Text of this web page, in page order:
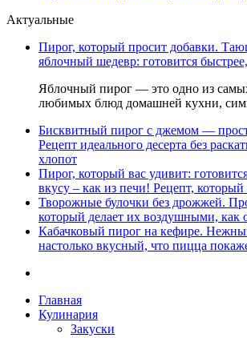
Актуальные
Пирог, который просит добавки.
яблочный шедевр: готовится
Яблочный пирог — это одно из
любимых блюд домашней кухни,
Бисквитный пирог с джемом —
Рецепт идеального десерта без
хлопот
Пирог, который вас удивит:
вкусу – как из печи! Рецепт,
Творожные булочки без дрожжей.
который делает их воздушными, как
Кабачковый пирог на кефире.
настолько вкусный, что пицца
Главная
Кулинария
Закуски